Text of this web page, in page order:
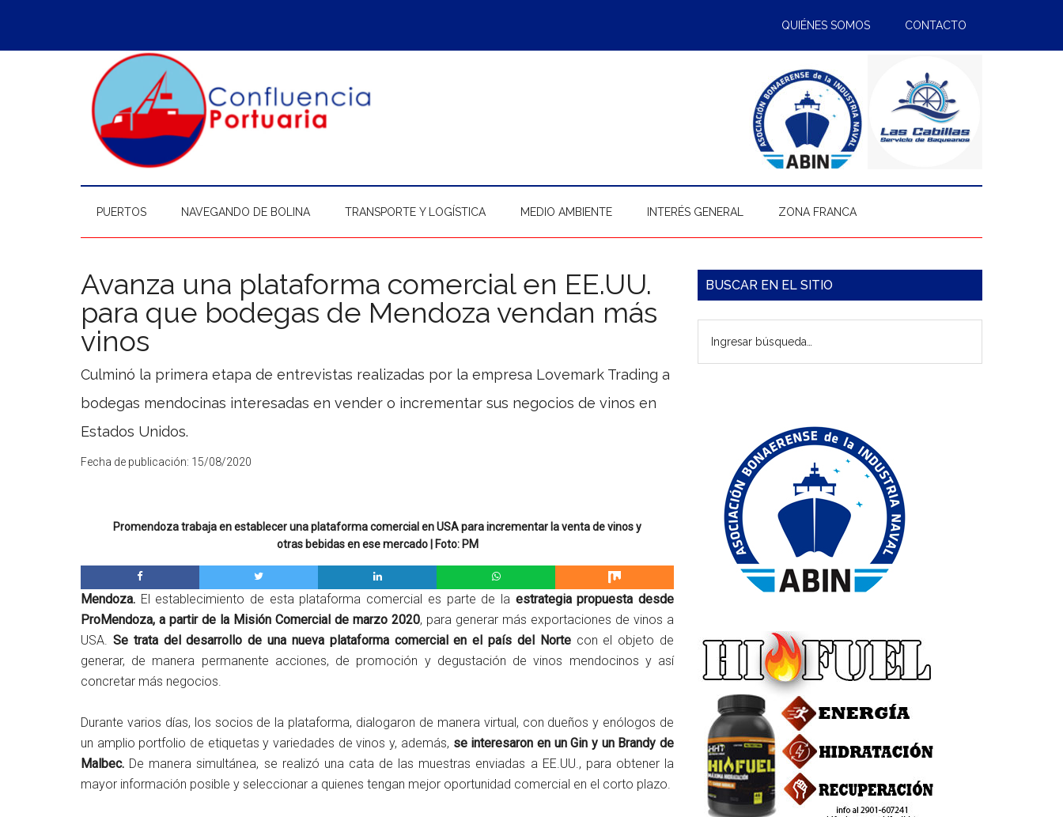
contenido
secondary
la
pie
QUIÉNES SOMOS CONTACTO
PUERTOS NAVEGANDO DE BOLINA TRANSPORTE Y LOGÍSTICA MEDIO AMBIENTE INTERÉS GENERAL ZONA FRANCA
Avanza una plataforma comercial en EE.UU.
para que bodegas de Mendoza vendan más
vinos
Culminó la primera etapa de entrevistas realizadas por la empresa Lovemark Trading a
bodegas mendocinas interesadas en vender o incrementar sus negocios de vinos en
Estados Unidos.
Fecha de publicación: 15/08/2020
Promendoza trabaja en establecer una plataforma comercial en USA para incrementar la venta de vinos y
otras bebidas en ese mercado | Foto: PM
Mendoza. El establecimiento de esta plataforma comercial es parte de la estrategia propuesta desde
ProMendoza, a partir de la Misión Comercial de marzo 2020, para generar más exportaciones de vinos a
USA. Se trata del desarrollo de una nueva plataforma comercial en el país del Nortecon el objeto de
generar, de manera permanente acciones, de promoción y degustación de vinos mendocinos y así
concretar más negocios.
Durante varios días, los socios de la plataforma, dialogaron de manera virtual, con dueños y enólogos de
un amplio portfolio de etiquetas y variedades de vinos y, además, se interesaron en un Gin y un Brandy de
Malbec. De manera simultánea, se realizó una cata de las muestras enviadas a EE.UU., para obtener la
mayor información posible y seleccionar a quienes tengan mejor oportunidad comercial en el corto plazo.
Barra
principal
BUSCAR EN EL SITIO
búsqueda…